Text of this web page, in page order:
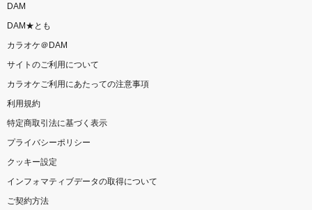
DAM
DAM★とも
カラオケ＠DAM
サイトのご利用について
カラオケご利用にあたっての注意事項
利用規約
特定商取引法に基づく表示
プライバシーポリシー
クッキー設定
インフォマティブデータの取得について
ご契約方法